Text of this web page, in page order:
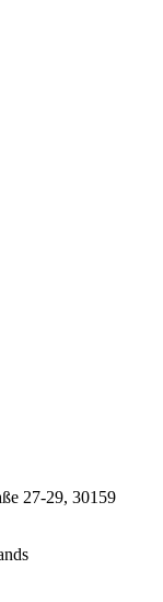
27-29, 30159